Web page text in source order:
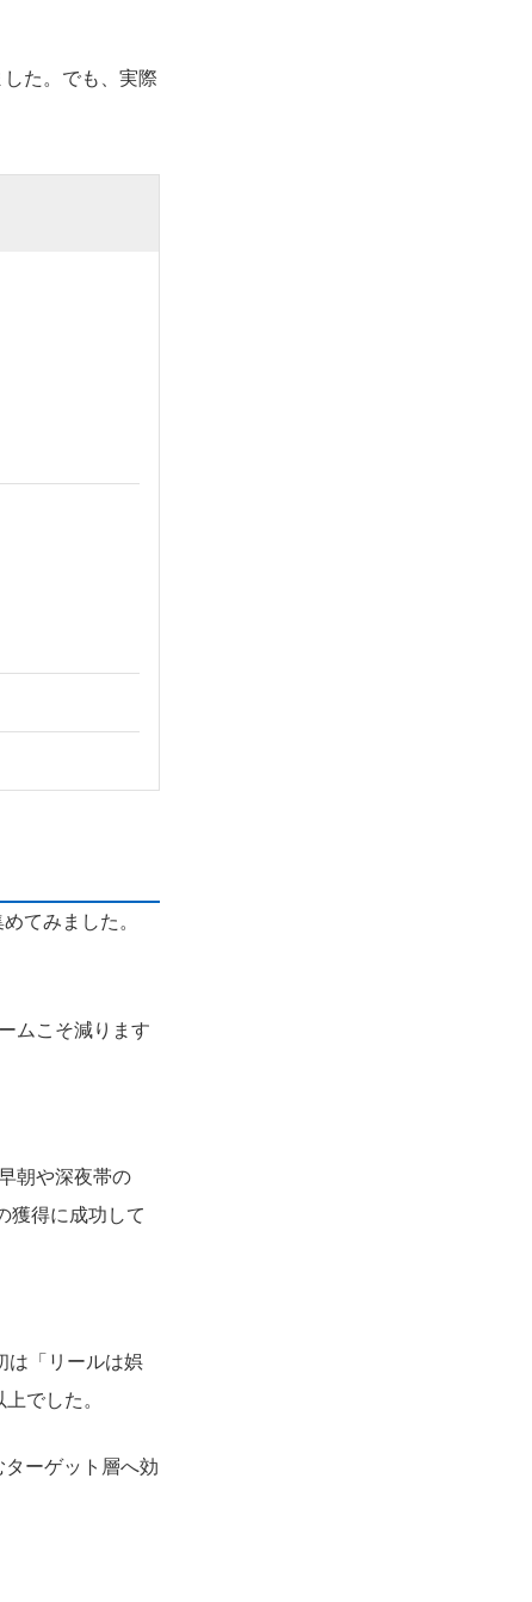
た。でも、実際
てみました。
ムこそ減ります
朝や深夜帯の
獲得に成功して
は「リールは娯
でした。
ーゲット層へ効